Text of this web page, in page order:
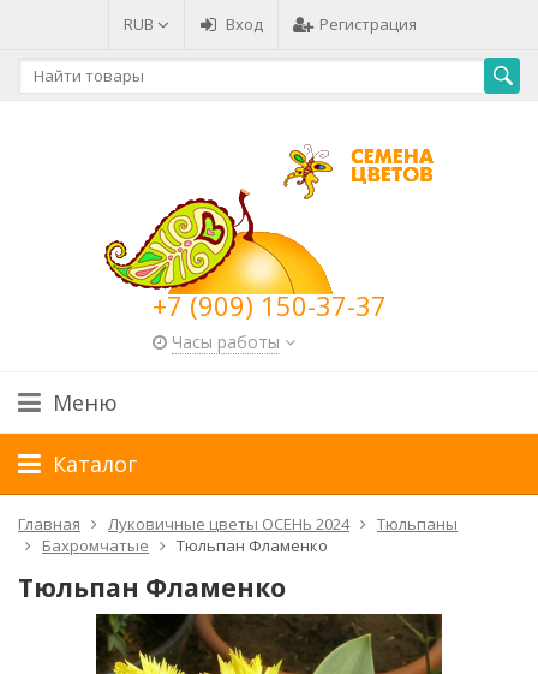
RUB Вход Регистрация
+7 (909) 150-37-37
Часы работы
Меню
Каталог
Главная Луковичные цветы ОСЕНЬ 2024
Тюльпаны
Бахромчатые
Тюльпан Фламенко
Тюльпан Фламенко